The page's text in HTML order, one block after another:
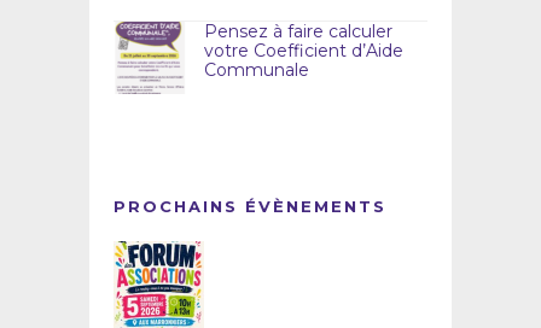
Pensez à faire calculer
votre Coefficient d’Aide
Communale
PROCHAINS ÉVÈNEMENTS